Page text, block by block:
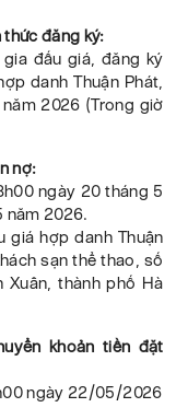
thức đăng ký:
đấu giá, đăng ký
danh Thuận Phát,
2026 (Trong giờ
nợ:
ngày 20 tháng 5
năm 2026.
hợp danh Thuận
sạn thể thao, số
Xuân, thành phố Hà
khoản tiền đặt
ngày 22/05/2026